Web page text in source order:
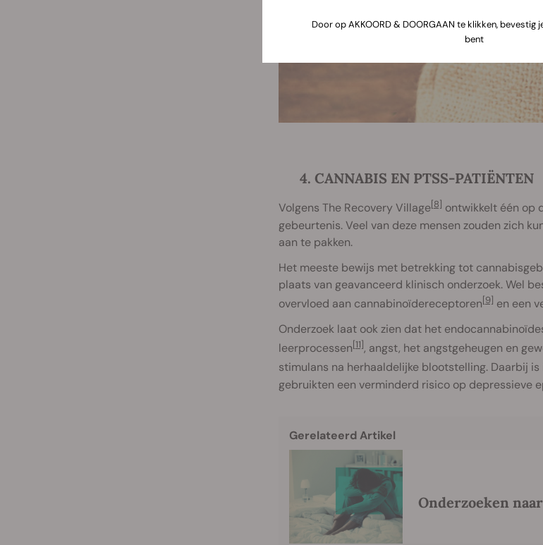
4. CANNABIS EN PTSS-PATIËNTEN
Volgens The Recovery Village[8] ontwikkelt één op
gebeurtenis. Veel van deze mensen zouden zich
aan te pakken.
Het meeste bewijs met betrekking tot
plaats van geavanceerd klinisch onderzoek. Wel
overvloed aan cannabinoïdereceptoren[9] en een
Onderzoek laat ook zien dat het
leerprocessen[11], angst, het angstgeheugen en
stimulans na herhaaldelijke blootstelling. Daarbij
gebruikten een verminderd risico op depressieve
Gerelateerd Artikel
Onderzoeken
Door op AKKOORD & DOORGAAN te klikken, bevestig
bent